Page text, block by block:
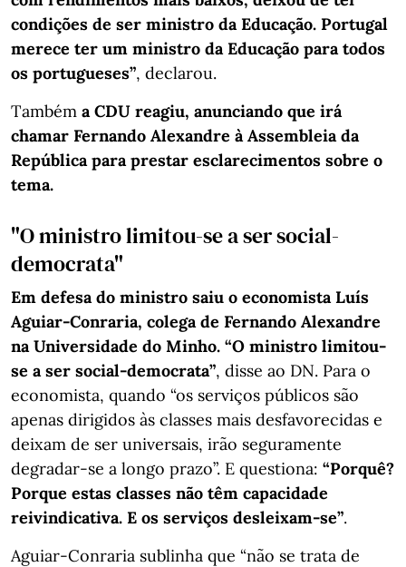
condições de ser ministro da Educação. Portugal
merece ter um ministro da Educação para todos
os portugueses”, declarou.
Também a CDU reagiu, anunciando que irá
chamar Fernando Alexandre à Assembleia da
República para prestar esclarecimentos sobre o
tema.
"O ministro limitou-se a ser social-
democrata"
Em defesa do ministro saiu o economista Luís
Aguiar-Conraria, colega de Fernando Alexandre
na Universidade do Minho. “O ministro limitou-
se a ser social-democrata”, disse ao DN. Para o
economista, quando “os serviços públicos são
apenas dirigidos às classes mais desfavorecidas e
deixam de ser universais, irão seguramente
degradar-se a longo prazo”. E questiona: “Porquê?
Porque estas classes não têm capacidade
reivindicativa. E os serviços desleixam-se”.
Aguiar-Conraria sublinha que “não se trata de